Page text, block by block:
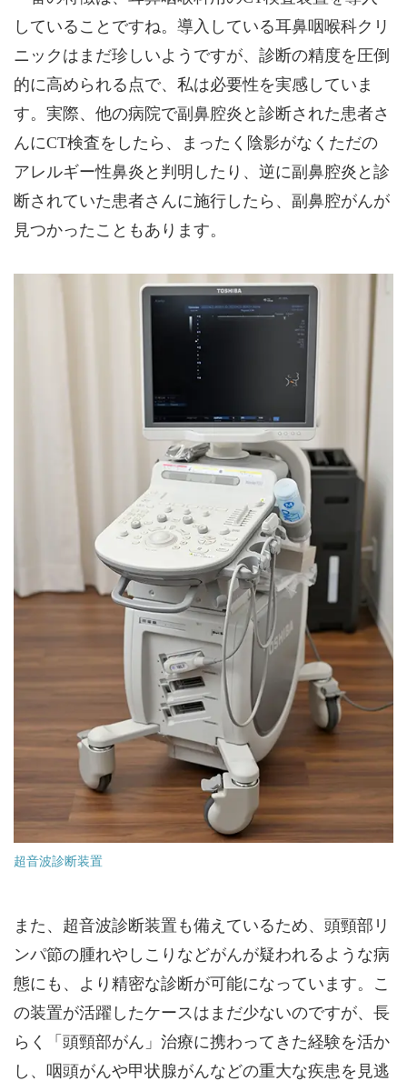
していることですね。導入している耳鼻咽喉科クリ
ニックはまだ珍しいようですが、診断の精度を圧倒
的に高められる点で、私は必要性を実感していま
す。実際、他の病院で副鼻腔炎と診断された患者さ
んにCT検査をしたら、まったく陰影がなくただの
アレルギー性鼻炎と判明したり、逆に副鼻腔炎と診
断されていた患者さんに施行したら、副鼻腔がんが
見つかったこともあります。
超音波診断装置
また、超音波診断装置も備えているため、頭頸部リ
ンパ節の腫れやしこりなどがんが疑われるような病
態にも、より精密な診断が可能になっています。こ
の装置が活躍したケースはまだ少ないのですが、長
らく「頭頸部がん」治療に携わってきた経験を活か
し、咽頭がんや甲状腺がんなどの重大な疾患を見逃